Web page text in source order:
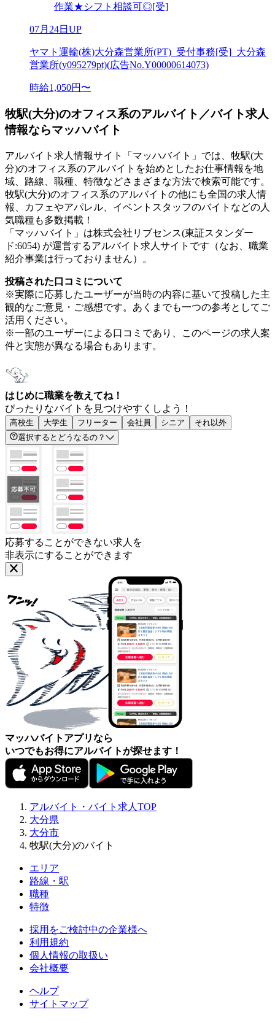
作業★シフト相談可◎[受]
07月24日UP
ヤマト運輸(株)大分森営業所(PT)_受付事務[受]_大分森
営業所(y095279pt)(広告No.Y00000614073)
時給1,050円〜
牧駅(大分)のオフィス系のアルバイト／バイト求人
情報ならマッハバイト
アルバイト求人情報サイト「マッハバイト」では、牧駅(大
分)のオフィス系のアルバイトを始めとしたお仕事情報を地
域、路線、職種、特徴などさまざまな方法で検索可能です。
牧駅(大分)のオフィス系のアルバイトの他にも全国の求人情
報、カフェやアパレル、イベントスタッフのバイトなどの人
気職種も多数掲載！
「マッハバイト」は株式会社リブセンス(東証スタンダー
ド:6054) が運営するアルバイト求人サイトです（なお、職業
紹介事業は行っておりません）。
投稿された口コミについて
※実際に応募したユーザーが当時の内容に基いて投稿した主
観的なご意見・ご感想です。あくまでも一つの参考としてご
活用ください。
※一部のユーザーによる口コミであり、このページの求人案
件と実態が異なる場合もあります。
はじめに職業を教えてね！
ぴったりなバイトを見つけやすくしよう！
高校生 大学生 フリーター 会社員 シニア
それ以外
選択するとどうなるの？
応募することができない求人を
非表示にすることができます
マッハバイトアプリなら
いつでもお得にアルバイトが探せます！
アルバイト・バイト求人TOP
大分県
大分市
牧駅(大分)のバイト
エリア
路線・駅
職種
特徴
採用をご検討中の企業様へ
利用規約
個人情報の取扱い
会社概要
ヘルプ
サイトマップ